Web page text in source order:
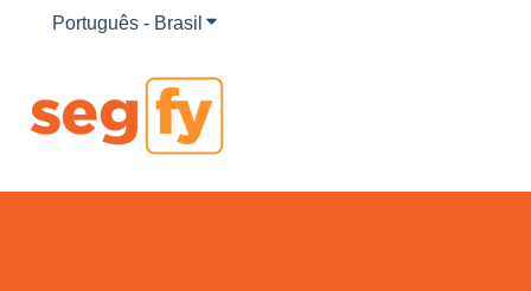
Português - Brasil Mostrar submenu para traduções